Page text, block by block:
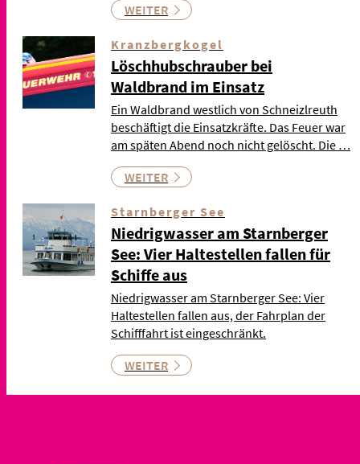
WEITER
Kranzbergkogel
Löschhubschrauber bei
Waldbrand im Einsatz
Ein Waldbrand westlich von Schneizlreuth
beschäftigt die Einsatzkräfte. Das Feuer war
am späten Abend noch nicht gelöscht. Die …
WEITER
Starnberger See
Niedrigwasser am Starnberger
See: Vier Haltestellen fallen für
Schiffe aus
Niedrigwasser am Starnberger See: Vier
Haltestellen fallen aus, der Fahrplan der
Schifffahrt ist eingeschränkt.
WEITER